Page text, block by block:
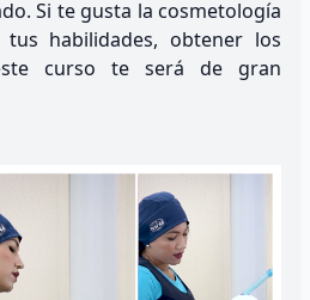
Si te gusta la cosmetología
habilidades, obtener los
curso te será de gran